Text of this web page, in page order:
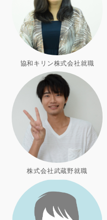
協和キリン株式会社就職
株式会社武蔵野就職